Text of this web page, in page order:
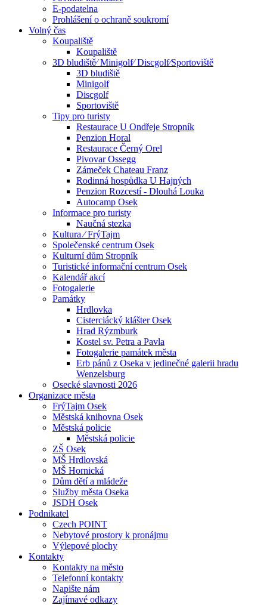
E-podatelna
Prohlášení o ochraně soukromí
Volný čas
Koupaliště
Koupaliště
3D bludiště⁄ Minigolf⁄ Discgolf⁄Sportoviště
3D bludiště
Minigolf
Discgolf
Sportoviště
Tipy pro turisty
Restaurace U Ondřeje Stropník
Penzion Horal
Restaurace Černý Orel
Pivovar Ossegg
Zámeček Chateau Franz
Rodinná hospůdka U Hajných
Penzion Rozcestí - Dlouhá Louka
Autocamp Osek
Informace pro turisty
Naučná stezka
Kultura ⁄ FrýTajm
Společenské centrum Osek
Kulturní dům Stropník
Turistické informační centrum Osek
Kalendář akcí
Fotogalerie
Památky
Hrdlovka
Cisterciácký klášter Osek
Hrad Rýzmburk
Kostel sv. Petra a Pavla
Fotogalerie památek města
Erb pánů z Oseka v jedinečné galerii hradu
Wenzelsburg
Osecké slavnosti 2026
Organizace města
FrýTajm Osek
Městská knihovna Osek
Městská policie
Městská policie
ZŠ Osek
MŠ Hrdlovská
MŠ Hornická
Dům dětí a mládeže
Služby města Oseka
JSDH Osek
Podnikatel
Czech POINT
Nebytové prostory k pronájmu
Výlepové plochy
Kontakty
Kontakty na město
Telefonní kontakty
Napište nám
Zajímavé odkazy